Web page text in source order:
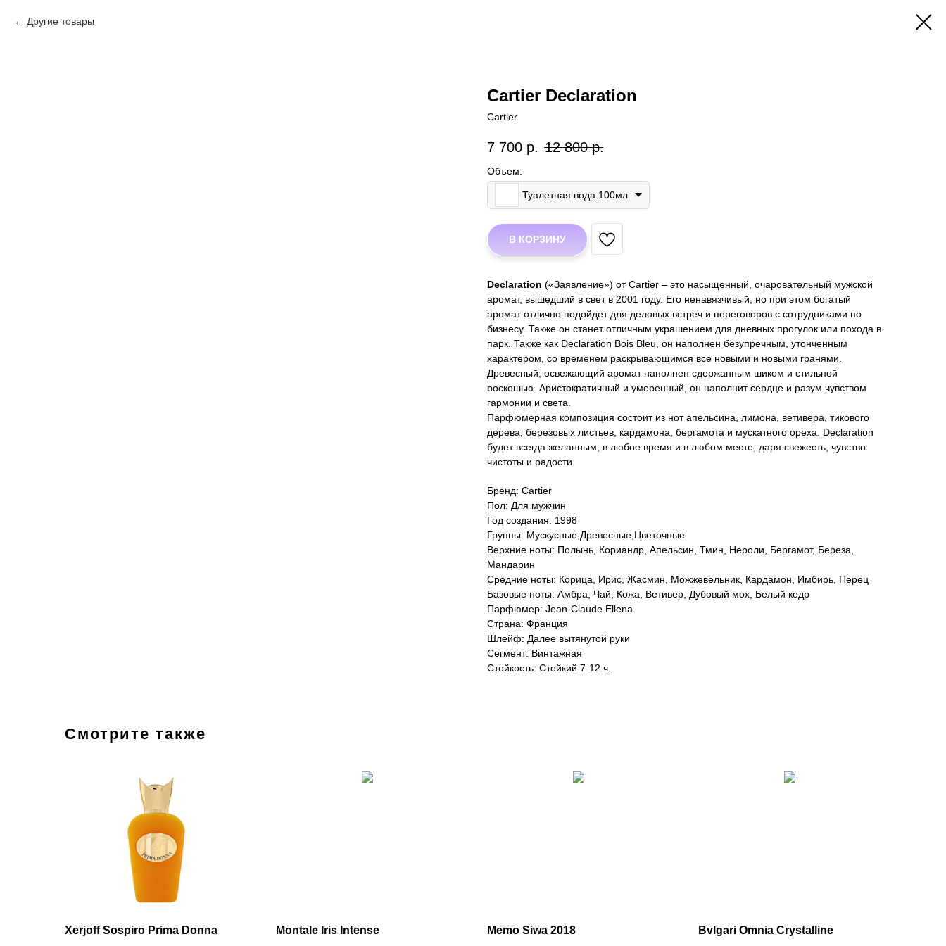
Другие товары
Cartier Declaration
Cartier
7 700 р. 12 800 р.
Объем:
Туалетная вода 100мл
В КОРЗИНУ
Declaration («Заявление») от Cartier – это насыщенный, очаровательный мужской
аромат, вышедший в свет в 2001 году. Его ненавязчивый, но при этом богатый
аромат отлично подойдет для деловых встреч и переговоров с сотрудниками по
бизнесу. Также он станет отличным украшением для дневных прогулок или похода в
парк. Также как Declaration Bois Bleu, он наполнен безупречным, утонченным
характером, со временем раскрывающимся все новыми и новыми гранями.
Древесный, освежающий аромат наполнен сдержанным шиком и стильной
роскошью. Аристократичный и умеренный, он наполнит сердце и разум чувством
гармонии и света.
Парфюмерная композиция состоит из нот апельсина, лимона, ветивера, тикового
дерева, березовых листьев, кардамона, бергамота и мускатного ореха. Declaration
будет всегда желанным, в любое время и в любом месте, даря свежесть, чувство
чистоты и радости.
Бренд: Cartier
Пол: Для мужчин
Год создания: 1998
Группы: Мускусные,Древесные,Цветочные
Верхние ноты: Полынь, Кориандр, Апельсин, Тмин, Нероли, Бергамот, Береза,
Мандарин
Средние ноты: Корица, Ирис, Жасмин, Можжевельник, Кардамон, Имбирь, Перец
Базовые ноты: Амбра, Чай, Кожа, Ветивер, Дубовый мох, Белый кедр
Парфюмер: Jean-Claude Ellena
Страна: Франция
Шлейф: Далее вытянутой руки
Сегмент: Винтажная
Стойкость: Стойкий 7-12 ч.
Смотрите также
Xerjoff Sospiro Prima Donna Montale Iris Intense Memo Siwa 2018 Bvlgari Omnia Crystalline